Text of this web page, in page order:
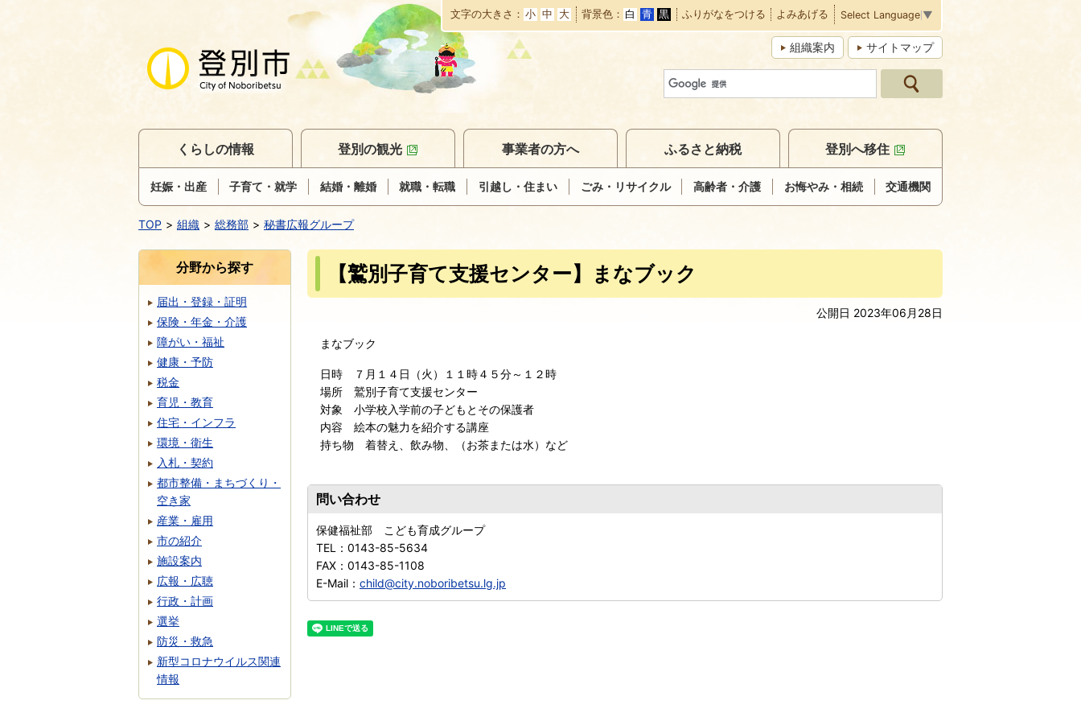
本
文
へ
移
動
文字の大きさ 小 中 大 背景色 白 青 黒 ふりがなをつける よみあげる Select Language ▼
組織案内 サイトマップ
くらしの情報
妊娠・出産 子育て・就学 結婚・離婚 就職・転職 引越し・住まい ごみ・リサイクル 高齢者・介護 お悔やみ・相続 交通機関
登別の観光 事業者の方へ ふるさと納税 登別へ移住
TOP 組織 総務部 秘書広報グループ
【鷲別子育て支援センター】まなブック
公開日 2023年06月28日
まなブック
日時 ７月１４日（火）１１時４５分～１２時
場所 鷲別子育て支援センター
対象 小学校入学前の子どもとその保護者
内容 絵本の魅力を紹介する講座
持ち物 着替え、飲み物、（お茶または水）など
問い合わせ
保健福祉部 こども育成グループ
TEL： 0143-85-5634
FAX： 0143-85-1108
E-Mail： child@city.noboribetsu.lg.jp
分野から探す
届出・登録・証明
保険・年金・介護
障がい・福祉
健康・予防
税金
育児・教育
住宅・インフラ
環境・衛生
入札・契約
都市整備・まちづくり・
空き家
産業・雇用
市の紹介
施設案内
広報・広聴
行政・計画
選挙
防災・救急
新型コロナウイルス関連
情報